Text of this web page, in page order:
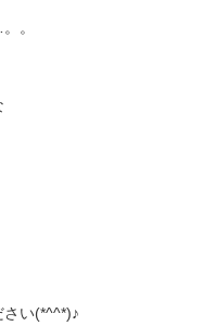
。
い(*^^*)♪